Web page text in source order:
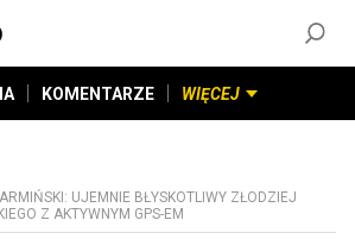
KOMENTARZE WIĘCEJ
UJEMNIE BŁYSKOTLIWY ZŁODZIEJ
Z AKTYWNYM GPS-EM